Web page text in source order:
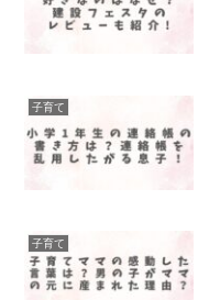
子育て
子育て